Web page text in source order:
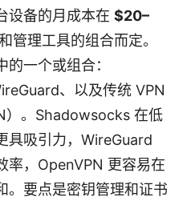
设备的月成本在 $20–
管理工具的组合而定。
一个或组合：
、以及传统 VPN
）。Shadowsocks 在低
具吸引力，WireGuard
率，OpenVPN 更容易在
。要点是密钥管理和证书